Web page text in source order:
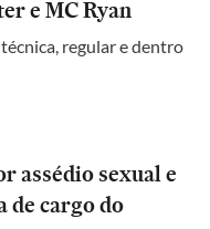
e MC Ryan
regular e dentro
assédio sexual e
de cargo do